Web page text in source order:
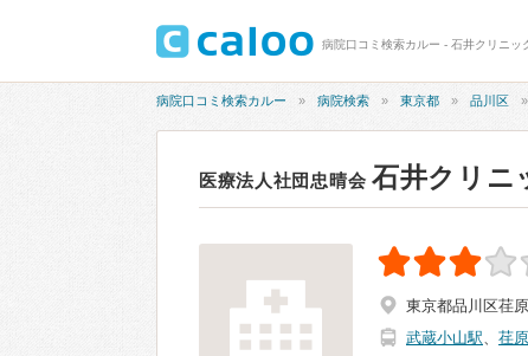
病院口コミ検索カルー - 石井クリニッ
病院口コミ検索カルー 病院検索 東京都 品川区
医療法人社団忠晴会 石井クリニ
東京都品川区荏
武蔵小山駅、 荏